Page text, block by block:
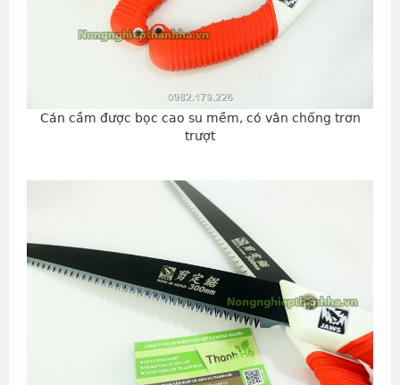
Cán cầm được bọc cao su mềm, có vân chống trơn
trượt